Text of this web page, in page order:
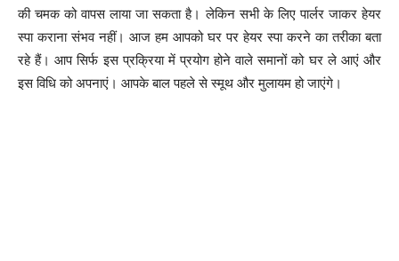
की चमक को वापस लाया जा सकता है। लेकिन सभी के लिए पार्लर जाकर हेयर
स्पा कराना संभव नहीं। आज हम आपको घर पर हेयर स्पा करने का तरीका बता
रहे हैं। आप सिर्फ इस प्रक्रिया में प्रयोग होने वाले समानों को घर ले आएं और
इस विधि को अपनाएं। आपके बाल पहले से स्मूथ और मुलायम हो जाएंगे।